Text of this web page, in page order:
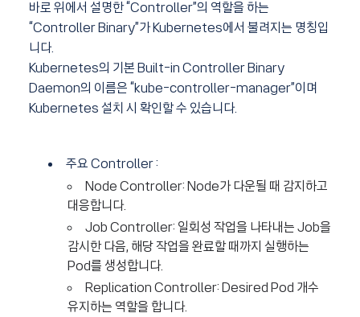
바로 위에서 설명한 “Controller”의 역할을 하는
“Controller Binary”가 Kubernetes에서 불려지는 명칭입
니다.
Kubernetes의 기본 Built-in Controller Binary
Daemon의 이름은 “kube-controller-manager”이며
Kubernetes 설치 시 확인할 수 있습니다.
주요 Controller :
Node Controller: Node가 다운될 때 감지하고
대응합니다.
Job Controller: 일회성 작업을 나타내는 Job을
감시한 다음, 해당 작업을 완료할 때까지 실행하는
Pod를 생성합니다.
Replication Controller: Desired Pod 개수
유지하는 역할을 합니다.